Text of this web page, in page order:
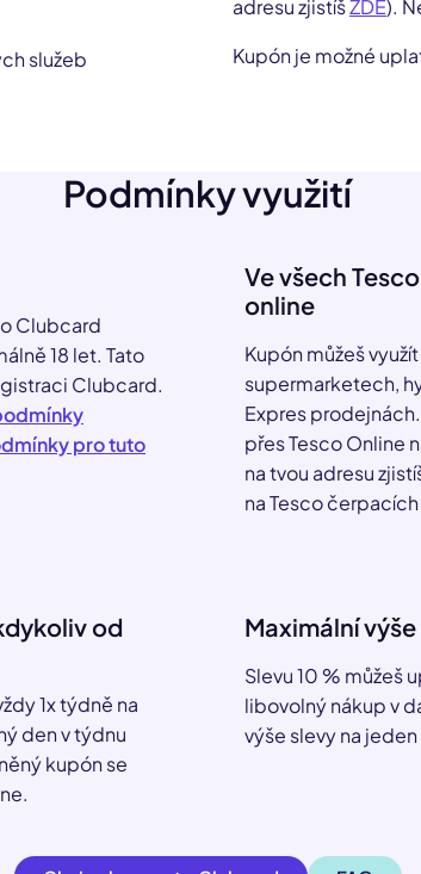
služeb
adresu zjistíšZDE).
Kupón je možné
Podmínky využití
Clubcard
18 let. Tato
Clubcard.
pro tuto
Ve všech
online
Kupón můžeš
supermarketech,
Expres
přes Tesco Online
na tvou adresu
na Tesco
od
1x týdně na
den v týdnu
kupón se
Maximální
Slevu 10 % můžeš
libovolný nákup v
výše slevy na